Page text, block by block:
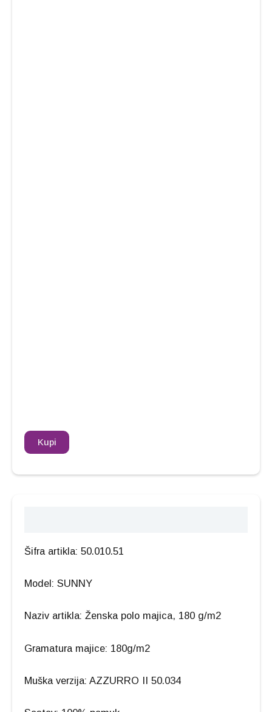
Kupi
Šifra artikla: 50.010.51
Model: SUNNY
Naziv artikla: Ženska polo majica, 180 g/m2
Gramatura majice: 180g/m2
Muška verzija: AZZURRO II 50.034